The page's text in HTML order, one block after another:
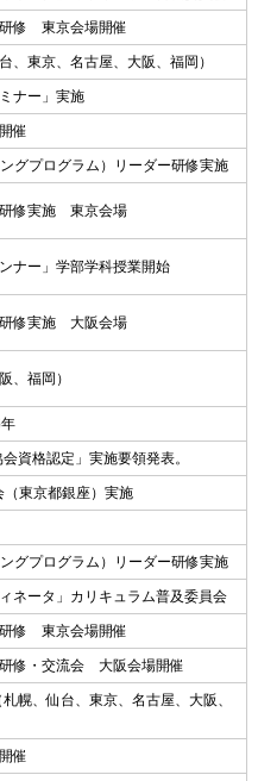
修 東京会場開催
、東京、名古屋、大阪、福岡）
ナー」実施
催
グプログラム）リーダー研修実施
研修実施 東京会場
ナー」学部学科授業開始
研修実施 大阪会場
、福岡）
資格認定」実施要領発表。
東京都銀座）実施
グプログラム）リーダー研修実施
ネータ」カリキュラム普及委員会
修 東京会場開催
修・交流会 大阪会場開催
幌、仙台、東京、名古屋、大阪、
催